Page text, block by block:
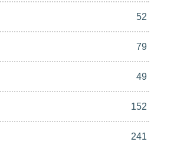
52
79
49
152
241